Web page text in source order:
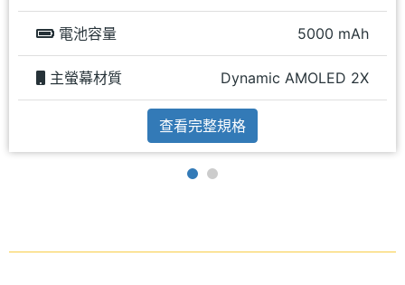
電池容量 5000 mAh
主螢幕材質 Dynamic AMOLED 2X
查看完整規格